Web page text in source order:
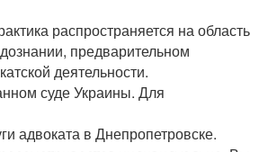
распространяется на область
предварительном
деятельности.
суде Украины. Для
адвоката в Днепропетровске.